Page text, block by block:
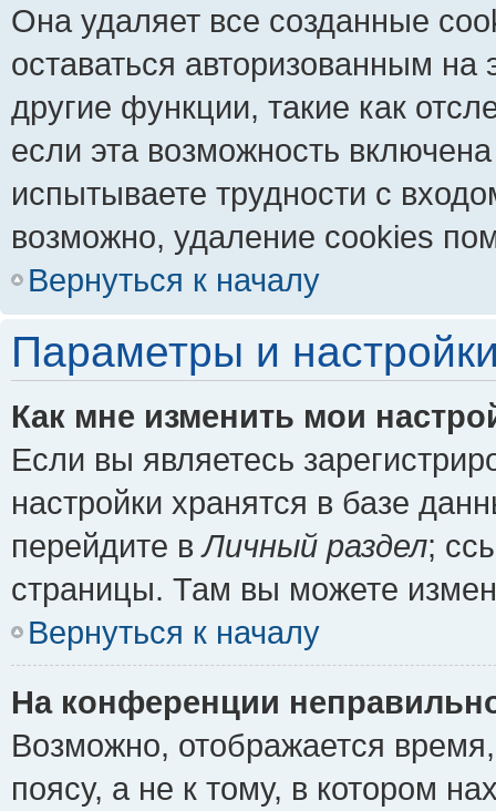
Она удаляет все созданные
оставаться авторизованным
другие функции, такие как
если эта возможность
испытываете трудности с
возможно, удаление cookies
Вернуться к началу
Параметры и
Как мне изменить мои
Если вы являетесь
настройки хранятся в базе
перейдите вЛичный раздел;
страницы. Там вы можете
Вернуться к началу
На конференции
Возможно, отображается
поясу, а не к тому, в котором